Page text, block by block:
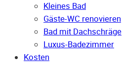
Kleines Bad
Gäste-WC renovieren
Bad mit Dachschräge
Luxus-Badezimmer
Kosten